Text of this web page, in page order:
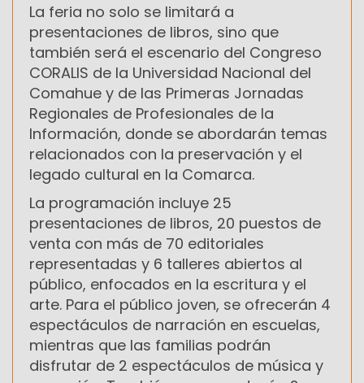
La feria no solo se limitará a
presentaciones de libros, sino que
también será el escenario del Congreso
CORALIS de la Universidad Nacional del
Comahue y de las Primeras Jornadas
Regionales de Profesionales de la
Información, donde se abordarán temas
relacionados con la preservación y el
legado cultural en la Comarca.
La programación incluye 25
presentaciones de libros, 20 puestos de
venta con más de 70 editoriales
representadas y 6 talleres abiertos al
público, enfocados en la escritura y el
arte. Para el público joven, se ofrecerán 4
espectáculos de narración en escuelas,
mientras que las familias podrán
disfrutar de 2 espectáculos de música y